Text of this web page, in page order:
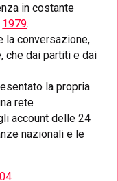
in costante
1979.
la conversazione,
che dai partiti e dai
la propria
rete
account delle 24
nazionali e le